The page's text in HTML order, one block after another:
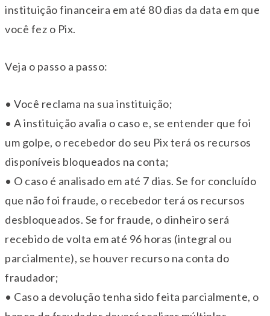
instituição financeira em até 80 dias da data em que
você fez o Pix.
Veja o passo a passo:
• Você reclama na sua instituição;
• A instituição avalia o caso e, se entender que foi
um golpe, o recebedor do seu Pix terá os recursos
disponíveis bloqueados na conta;
• O caso é analisado em até 7 dias. Se for concluído
que não foi fraude, o recebedor terá os recursos
desbloqueados. Se for fraude, o dinheiro será
recebido de volta em até 96 horas (integral ou
parcialmente), se houver recurso na conta do
fraudador;
• Caso a devolução tenha sido feita parcialmente, o